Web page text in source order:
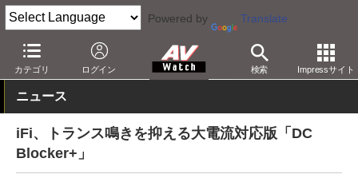
Powered by Translate
カテゴリ ログイン 検索 Impressサイト
AV Watch 製品 オーディオアクセサリ
ニュース
iFi、トランス鳴きを抑える大電流対応版「DC
Blocker+」